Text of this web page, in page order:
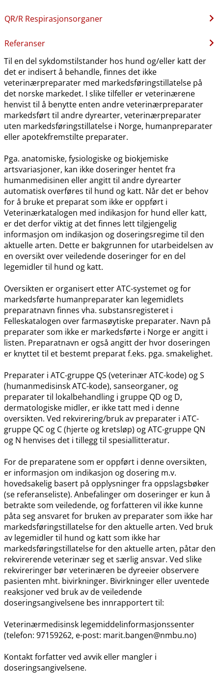
QR​/​R Respirasjonsorganer
Referanser
Til en del sykdomstilstander hos hund og​/​eller katt der
det er indisert å behandle, finnes det ikke
veterinærpreparater med markedsføringstillatelse på
det norske markedet. I slike tilfeller er veterinærene
henvist til å benytte enten andre veterinærpreparater
markedsført til andre dyrearter, veterinærpreparater
uten markedsføringstillatelse i Norge, humanpreparater
eller apotekfremstilte preparater.
Pga. anatomiske, fysiologiske og biokjemiske
artsvariasjoner, kan ikke doseringer hentet fra
humanmedisinen eller angitt til andre dyrearter
automatisk overføres til hund og katt. Når det er behov
for å bruke et preparat som ikke er oppført i
Veterinærkatalogen med indikasjon for hund eller katt,
er det derfor viktig at det finnes lett tilgjengelig
informasjon om indikasjon og doseringsregime til den
aktuelle arten. Dette er bakgrunnen for utarbeidelsen av
en oversikt over veiledende doseringer for en del
legemidler til hund og katt.
Oversikten er organisert etter ATC-systemet og for
markedsførte humanpreparater kan legemidlets
preparatnavn finnes vha. substansregisteret i
Felleskatalogen over farmasøytiske preparater. Navn på
preparater som ikke er markedsførte i Norge er angitt i
listen. Preparatnavn er også angitt der hvor doseringen
er knyttet til et bestemt preparat f.eks. pga. smakelighet.
Preparater i ATC-gruppe QS (veterinær ATC-kode) og S
(humanmedisinsk ATC-kode), sanseorganer, og
preparater til lokalbehandling i gruppe QD og D,
dermatologiske midler, er ikke tatt med i denne
oversikten. Ved rekvirering​/​bruk av preparater i ATC-
gruppe QC og C (hjerte og kretsløp) og ATC-gruppe QN
og N henvises det i tillegg til spesiallitteratur.
For de preparatene som er oppført i denne oversikten,
er informasjon om indikasjon og dosering m.v.
hovedsakelig basert på opplysninger fra oppslagsbøker
(se referanseliste). Anbefalinger om doseringer er kun å
betrakte som veiledende, og forfatteren vil ikke kunne
påta seg ansvaret for bruken av preparater som ikke har
markedsføringstillatelse for den aktuelle arten. Ved bruk
av legemidler til hund og katt som ikke har
markedsføringstillatelse for den aktuelle arten, påtar den
rekvirerende veterinær seg et særlig ansvar. Ved slike
rekvireringer bør veterinæren be dyreeier observere
pasienten mht. bivirkninger. Bivirkninger eller uventede
reaksjoner ved bruk av de veiledende
doseringsangivelsene bes innrapportert til:
Veterinærmedisinsk legemiddelinformasjonssenter
(telefon: 97159262, e-post: marit.bangen@nmbu.no)
Kontakt forfatter ved avvik eller mangler i
doseringsangivelsene.